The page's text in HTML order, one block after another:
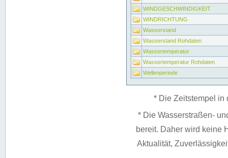
WINDGESCHWINDIGKEIT
WINDRICHTUNG
Wasserstand
Wasserstand Rohdaten
Wassertemperatur
Wassertemperatur Rohdaten
Wellenperiode
* Die Zeitstempel in
* Die Wasserstraßen-
bereit. Daher wird keine
Aktualität,